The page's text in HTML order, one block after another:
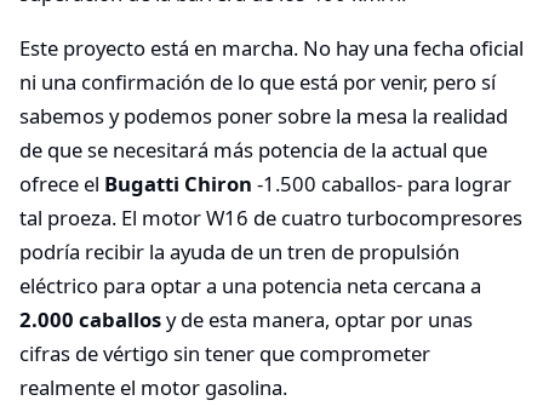
Este proyecto está en marcha. No hay una fecha oficial
ni una confirmación de lo que está por venir, pero sí
sabemos y podemos poner sobre la mesa la realidad
de que se necesitará más potencia de la actual que
ofrece el Bugatti Chiron -1.500 caballos- para lograr
tal proeza. El motor W16 de cuatro turbocompresores
podría recibir la ayuda de un tren de propulsión
eléctrico para optar a una potencia neta cercana a
2.000 caballosy de esta manera, optar por unas
cifras de vértigo sin tener que comprometer
realmente el motor gasolina.